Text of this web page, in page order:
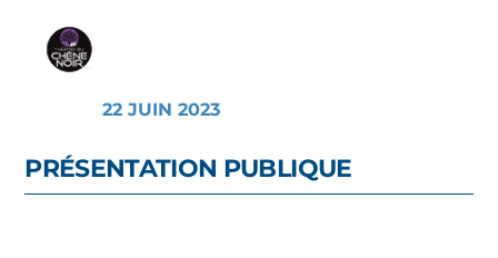
22 JUIN 2023
PRÉSENTATION PUBLIQUE